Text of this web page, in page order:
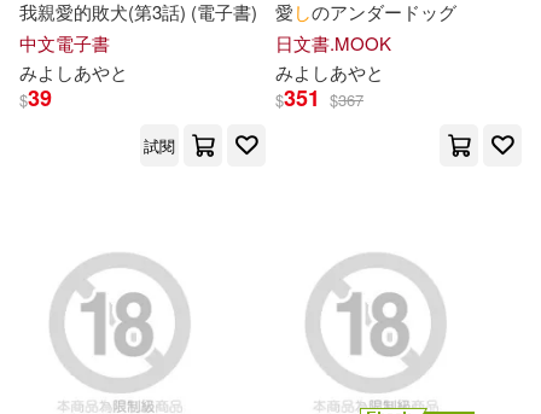
我親愛的敗犬(第3話) (電子書)
中文電子書
みよ しあやと
$39
試閱
愛しのアンダードッグ
日文書.MOOK
みよ しあやと
$351 $367